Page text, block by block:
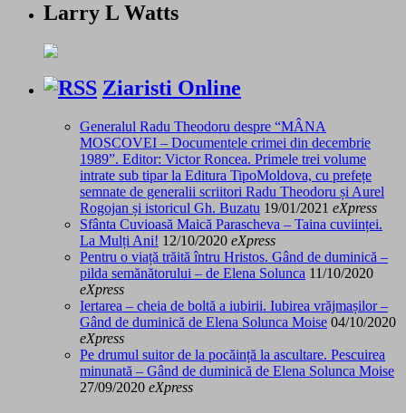
Larry L Watts
Ziaristi Online
Generalul Radu Theodoru despre “MÂNA
MOSCOVEI – Documentele crimei din decembrie
1989”. Editor: Victor Roncea. Primele trei volume
intrate sub tipar la Editura TipoMoldova, cu prefețe
semnate de generalii scriitori Radu Theodoru și Aurel
Rogojan și istoricul Gh. Buzatu 19/01/2021 eXpress
Sfânta Cuvioasă Maică Parascheva – Taina cuviinței.
La Mulți Ani! 12/10/2020 eXpress
Pentru o viață trăită întru Hristos. Gând de duminică –
pilda semănătorului – de Elena Solunca 11/10/2020
eXpress
Iertarea – cheia de boltă a iubirii. Iubirea vrăjmașilor –
Gând de duminică de Elena Solunca Moise 04/10/2020
eXpress
Pe drumul suitor de la pocăință la ascultare. Pescuirea
minunată – Gând de duminică de Elena Solunca Moise
27/09/2020 eXpress